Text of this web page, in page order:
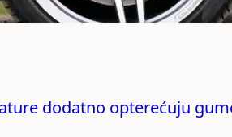
dodatno opterećuju